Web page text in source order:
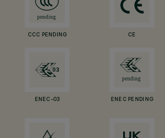
CCC PENDING CE
ENEC-03 ENEC PENDING